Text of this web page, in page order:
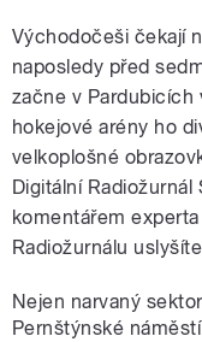
Východočeši čekají
naposledy před
začne v Pardubicích
hokejové arény ho
velkoplošné
Digitální
komentářem
Radiožurnálu
Nejen narvaný
Pernštýnské